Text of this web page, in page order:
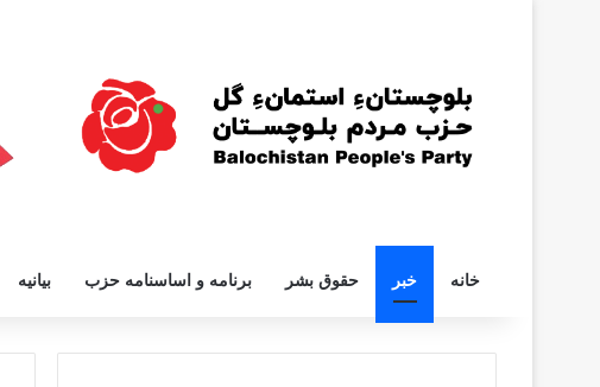
خانه خبر حقوق بشر برنامه و اساسنامه حزب بیانیه